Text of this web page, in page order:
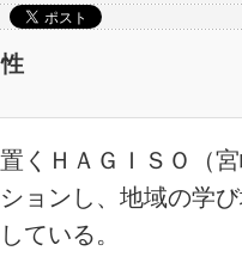
くＨＡＧＩＳＯ（
ョンし、地域の学
ている。